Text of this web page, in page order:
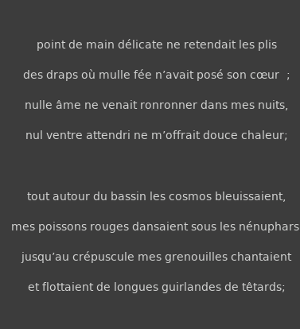
point de main délicate ne retendait les plis
des draps où mulle fée n’avait posé son cœur ;
nulle âme ne venait ronronner dans mes nuits,
nul ventre attendri ne m’offrait douce chaleur;
tout autour du bassin les cosmos bleuissaient,
mes poissons rouges dansaient sous les nénuphars,
jusqu’au crépuscule mes grenouilles chantaient
et flottaient de longues guirlandes de têtards;